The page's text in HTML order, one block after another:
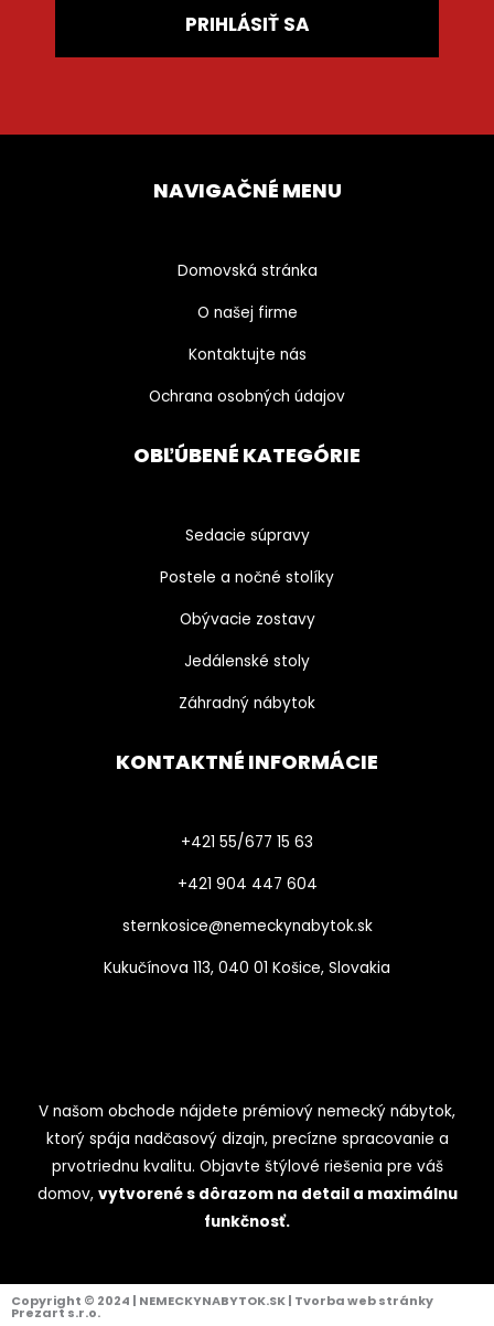
PRIHLÁSIŤ SA
NAVIGAČNÉ MENU
Domovská stránka
O našej firme
Kontaktujte nás
Ochrana osobných údajov
OBĽÚBENÉ KATEGÓRIE
Sedacie súpravy
Postele a nočné stolíky
Obývacie zostavy
Jedálenské stoly
Záhradný nábytok
KONTAKTNÉ INFORMÁCIE
+421 55/677 15 63
+421 904 447 604​
sternkosice@nemeckynabytok.sk
Kukučínova 113, 040 01 Košice, Slovakia
V našom obchode nájdete prémiový nemecký nábytok,
ktorý spája nadčasový dizajn, precízne spracovanie a
prvotriednu kvalitu. Objavte štýlové riešenia pre váš
domov, vytvorené s dôrazom na detail a maximálnu
funkčnosť.
Copyright © 2024 | NEMECKYNABYTOK.SK | Tvorba web stránky
Prezart s.r.o.